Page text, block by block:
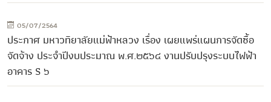
05/07/2564
ประกาศ มหาวทิยาลัยแม่ฟ้าหลวง เรื่อง เผยแพร่แผนการจัดซื้อ
จัดจ้าง ประจำปีงบประมาณ พ.ศ.๒๕๖๔ งานปรับปรุงระบบไฟฟ้า
อาคาร S ๖